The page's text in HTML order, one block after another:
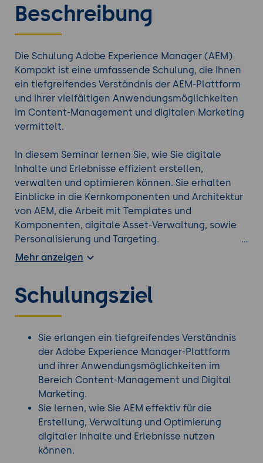
Beschreibung
Die Schulung Adobe Experience Manager (AEM)
Kompakt ist eine umfassende Schulung, die Ihnen
ein tiefgreifendes Verständnis der AEM-Plattform
und ihrer vielfältigen Anwendungsmöglichkeiten
im Content-Management und digitalen Marketing
vermittelt.
In diesem Seminar lernen Sie, wie Sie digitale
Inhalte und Erlebnisse effizient erstellen,
verwalten und optimieren können. Sie erhalten
Einblicke in die Kernkomponenten und Architektur
von AEM, die Arbeit mit Templates und
Komponenten, digitale Asset-Verwaltung, sowie
Personalisierung und Targeting.
darauf vor, AEM-Projekte unter Berücksichtigung
aktueller Best Practices und Sicherheitsstandards
Schauen Sie sich auch dieseAdobe Creative Cloud
Kursean.
Mehr anzeigen
Schulungsziel
Sie erlangen ein tiefgreifendes Verständnis
der Adobe Experience Manager-Plattform
und ihrer Anwendungsmöglichkeiten im
Bereich Content-Management und Digital
Marketing.
Sie lernen, wie Sie AEM effektiv für die
Erstellung, Verwaltung und Optimierung
digitaler Inhalte und Erlebnisse nutzen
können.